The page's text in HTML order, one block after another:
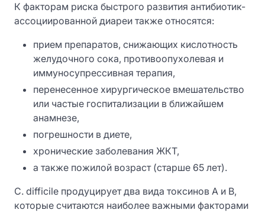
К факторам риска быстрого развития антибиотик-
ассоциированной диареи также относятся:
прием препаратов, снижающих кислотность
желудочного сока, противоопухолевая и
иммуносупрессивная терапия,
перенесенное хирургическое вмешательство
или частые госпитализации в ближайшем
анамнезе,
погрешности в диете,
хронические заболевания ЖКТ,
а также пожилой возраст (старше 65 лет).
C. difficile продуцирует два вида токсинов А и B,
которые считаются наиболее важными факторами